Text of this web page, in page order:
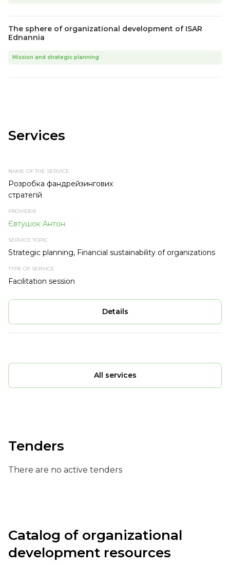
The sphere of organizational development of ISAR
Ednannia
Mission and strategic planning
Services
NAME
SERVICE
PROVIDERSERVICE
Розробка фандрейзингових
стратегій
Євтушок Антон
Strategic planning, Financial sustainability of organizations
Facilitation session
Details
All services
Tenders
There are no active tenders
Catalog of organizational
development resources